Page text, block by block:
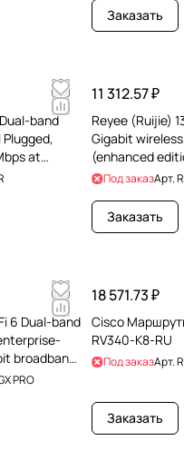
Заказать
band
at
11 312.57 ₽
Reyee (Ruijie)
Gigabit
(enhanced
chip, Gigabit
Под заказАрт.
Заказать
6 Dual-band
PRO
18 571.73 ₽
Cisco
RV340-K8-RU
Под заказАрт.
Заказать